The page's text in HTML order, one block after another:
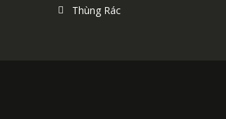
Thùng Rác